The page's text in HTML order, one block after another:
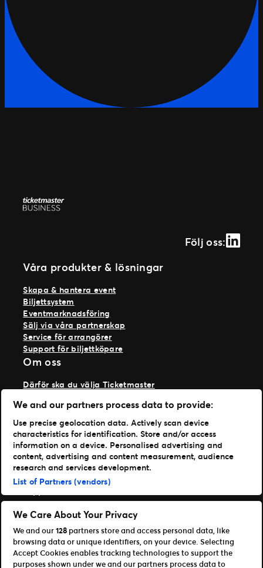
Följ oss:
Våra produkter & lösningar
Skapa & hantera event
Biljettsystem
Eventmarknadsföring
Sälj via våra partnerskap
Service för arrangörer
Support för biljettköpare
Om oss
Därför ska du välja Ticketmaster
Vi på Ticketmaster
Vår historia
Jobba hos oss
Materialspecifikationer
Läs mer
Nyheter
Logga in på TM1
Content Hub
Våra appar
We and our partners process data to provide:
Use precise geolocation data. Actively scan device
characteristics for identification. Store and/or access
information on a device. Personalised advertising and
content, advertising and content measurement, audience
research and services development.
List of Partners (vendors)
We Care About Your Privacy
We and our128 partners store and access personal data, like
browsing data or unique identifiers, on your device. Selecting
Accept Cookies enables tracking technologies to support the
purposes shown under we and our partners process data to